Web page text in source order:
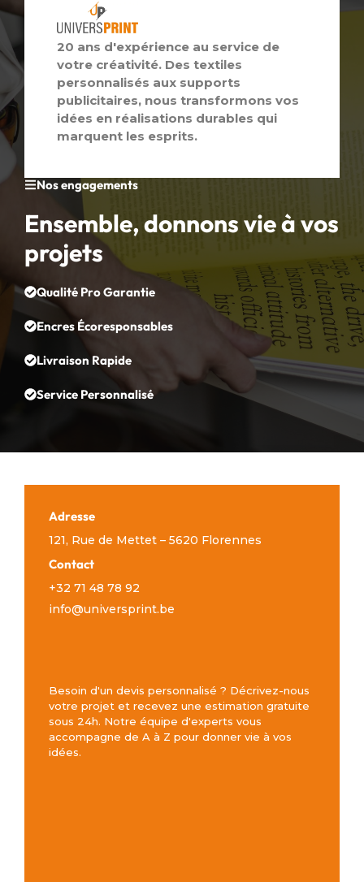
Nos engagements
Ensemble, donnons vie à vos
projets
Qualité Pro Garantie
Encres Écoresponsables
Livraison Rapide
Service Personnalisé
20 ans d'expérience au service de
votre créativité. Des textiles
personnalisés aux supports
publicitaires, nous transformons vos
idées en réalisations durables qui
marquent les esprits.
Adresse
121, Rue de Mettet – 5620 Florennes
Contact
+32 71 48 78 92
info@universprint.be
Besoin d'un devis personnalisé ? Décrivez-nous
votre projet et recevez une estimation gratuite
sous 24h. Notre équipe d'experts vous
accompagne de A à Z pour donner vie à vos
idées.